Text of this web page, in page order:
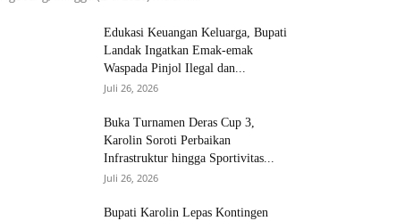
Edukasi Keuangan Keluarga, Bupati
Landak Ingatkan Emak-emak
Waspada Pinjol Ilegal dan...
Juli 26, 2026
Buka Turnamen Deras Cup 3,
Karolin Soroti Perbaikan
Infrastruktur hingga Sportivitas...
Juli 26, 2026
Bupati Karolin Lepas Kontingen